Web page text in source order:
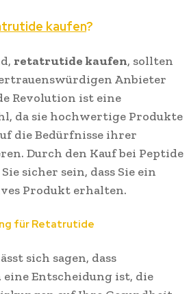
kaufen?
retatrutide kaufen, sollten
Anbieter
Revolution ist eine
da sie hochwertige Produkte
die Bedürfnisse ihrer
Durch den Kauf bei Peptide
sicher sein, dass Sie ein
Produkt erhalten.
für Retatrutide
sich sagen, dass
eine Entscheidung ist, die